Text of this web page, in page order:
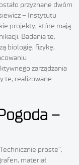
przyznane dwóm
– Instytutu
projekty, które mają
Badania te,
biologię, fizykę,
zarządzania
te, realizowane
–
proste”,
materiał